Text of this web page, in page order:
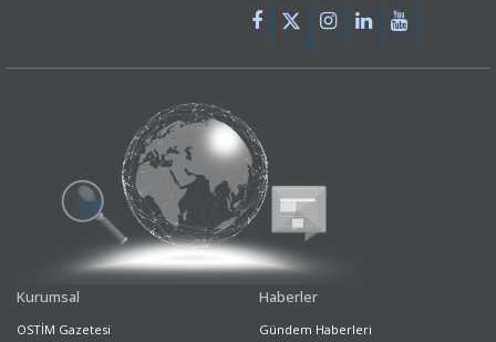
Kurumsal
OSTİM Gazetesi
Haberler
Gündem Haberleri